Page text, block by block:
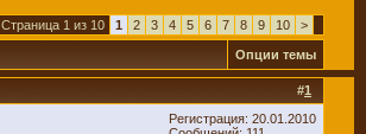
Страница 1 из 10 1 2 3 4 5 6 7 8 9 10 >
Опции темы
#1
Регистрация: 20.01.2010